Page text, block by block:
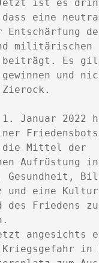
ist es
dass eine
Entschärfung
militärischen
beiträgt. Es
und
Januar 2022
Mittel der
Aufrüstung
und eine
des Friedens zu
angesichts
Kriegsgefahr in